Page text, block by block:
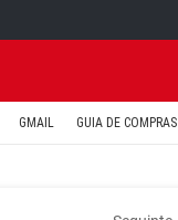
GMAIL GUIA DE COMPRAS